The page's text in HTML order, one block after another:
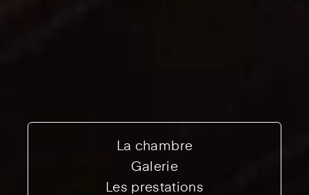
La chambre
Galerie
Les prestations